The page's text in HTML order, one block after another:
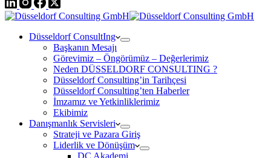
Düsseldorf ConsultIng
Başkanın Mesajı
Görevimiz – Öngörümüz – Değerlerimiz
Neden DÜSSELDORF CONSULTING ?
Düsseldorf Consulting’in Tarihçesi
Düsseldorf Consulting’ten Haberler
İmzamız ve Yetkinliklerimiz
Ekibimiz
Danışmanlık Servisleri
Strateji ve Pazara Giriş
Liderlik ve Dönüşüm
DC Akademi